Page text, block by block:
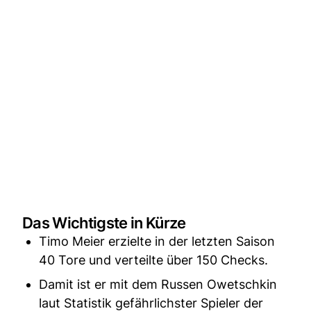
Das Wichtigste in Kürze
Timo Meier erzielte in der letzten Saison
40 Tore und verteilte über 150 Checks.
Damit ist er mit dem Russen Owetschkin
laut Statistik gefährlichster Spieler der